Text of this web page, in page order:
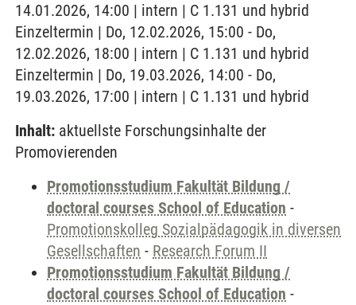
14.01.2026, 14:00 | intern | C 1.131 und hybrid
Einzeltermin | Do, 12.02.2026, 15:00 - Do,
12.02.2026, 18:00 | intern | C 1.131 und hybrid
Einzeltermin | Do, 19.03.2026, 14:00 - Do,
19.03.2026, 17:00 | intern | C 1.131 und hybrid
Inhalt: aktuellste Forschungsinhalte der
Promovierenden
Promotionsstudium Fakultät Bildung /
doctoral courses School of Education -
Promotionskolleg Sozialpädagogik in diversen
Gesellschaften - Research Forum II
Promotionsstudium Fakultät Bildung /
doctoral courses School of Education -